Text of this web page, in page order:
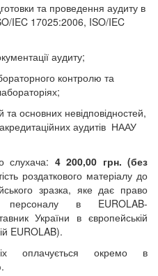
та проведення аудиту в
IEC 17025:2006, ISO/IEC
аудиту;
контролю та
та основних невідповідностей,
аудитів НААУ
слухача: 4 200,00 грн. (без
роздаткового матеріалу до
зразка, яке дає право
персоналу в EUROLAB-
України в європейській
EUROLAB).
оплачується окремо в